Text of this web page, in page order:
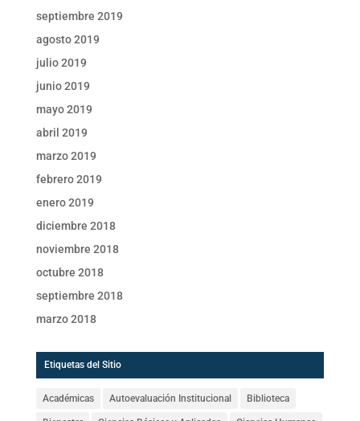
septiembre 2019
agosto 2019
julio 2019
junio 2019
mayo 2019
abril 2019
marzo 2019
febrero 2019
enero 2019
diciembre 2018
noviembre 2018
octubre 2018
septiembre 2018
marzo 2018
Etiquetas del Sitio
Académicas Autoevaluación Institucional Biblioteca